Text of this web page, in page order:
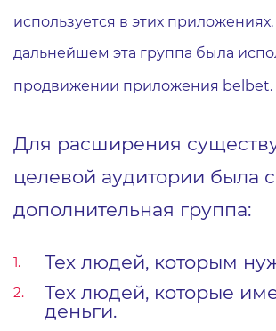
используется в этих
дальнейшем эта группа была
продвижении приложения belbet.
Для расширения
целевой аудитории была
дополнительная группа:
Тех людей, которым
Тех людей, которые
деньги.